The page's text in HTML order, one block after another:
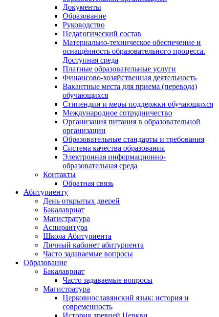
Документы
Образование
Руководство
Педагогический состав
Материально-техническое обеспечение и
оснащённость образовательного процесса.
Доступная среда
Платные образовательные услуги
Финансово-хозяйственная деятельность
Вакантные места для приема (перевода)
обучающихся
Стипендии и меры поддержки обучающихся
Международное сотрудничество
Организация питания в образовательной
организации
Образовательные стандарты и требования
Система качества образования
Электронная информационно-
образовательная среда
Контакты
Обратная связь
Абитуриенту
День открытых дверей
Бакалавриат
Магистратура
Аспирантура
Школа Абитуриента
Личный кабинет абитуриента
Часто задаваемые вопросы
Образование
Бакалавриат
Часто задаваемые вопросы
Магистратура
Церковнославянский язык: история и
современность
История древней Церкви